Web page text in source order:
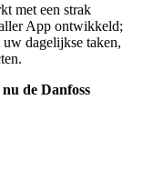
met een strak
App ontwikkeld;
dagelijkse taken,
de Danfoss